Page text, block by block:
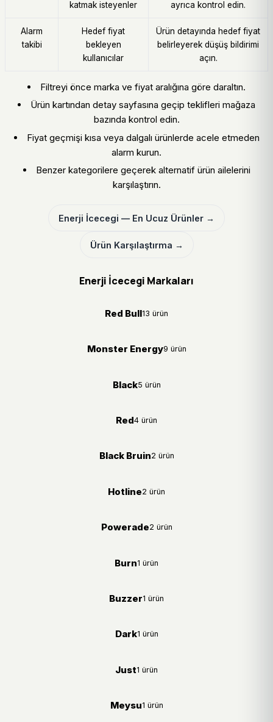
katmak isteyenler ayrıca kontrol edin.
Alarm
takibi
Hedef fiyat
bekleyen
kullanıcılar
Ürün detayında hedef fiyat
belirleyerek düşüş bildirimi
açın.
Filtreyi önce marka ve fiyat aralığına göre daraltın.
Ürün kartından detay sayfasına geçip teklifleri mağaza
bazında kontrol edin.
Fiyat geçmişi kısa veya dalgalı ürünlerde acele etmeden
alarm kurun.
Benzer kategorilere geçerek alternatif ürün ailelerini
karşılaştırın.
Enerji İcecegi — En Ucuz Ürünler →
Ürün Karşılaştırma →
Enerji İcecegi Markaları
Red Bull13 ürün
Monster Energy9 ürün
Black5 ürün
Red4 ürün
Black Bruin2 ürün
Hotline2 ürün
Powerade2 ürün
Burn1 ürün
Buzzer1 ürün
Dark1 ürün
Just1 ürün
Meysu1 ürün